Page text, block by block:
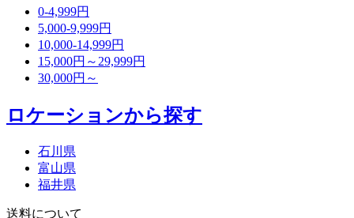
0-4,999円
5,000-9,999円
10,000-14,999円
15,000円～29,999円
30,000円～
ロケーションから探す
石川県
富山県
福井県
送料について